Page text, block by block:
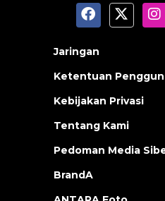
Jaringan
Ketentuan
Kebijakan Privasi
Tentang Kami
Pedoman Media
BrandA